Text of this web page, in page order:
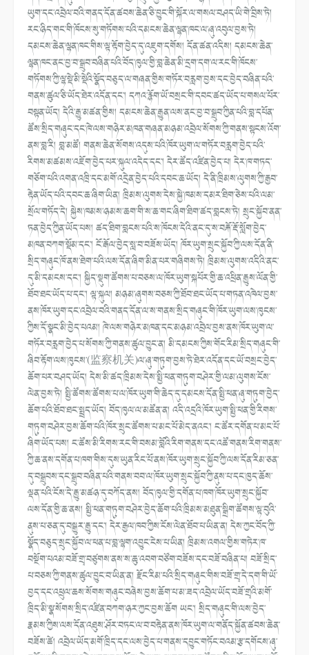
ཡུག་དང་འབྲེལ་བའི་གནད་དོན་ཚབས་ཆེན་ཅི་བྱུང་གི་སྐོར་ལ་གསལ་བཤད་ཡི་གེ་བྲིས་ཏེ།
རང་ཉིད་གང་གི་ཁོངས་སུ་གཏོགས་པའི་དམངས་ཆེན་ལྷན་ཁང་ལ་ཞུ་འབུལ་བྱས་ཏེ།
དམངས་ཆེན་ལྷན་ཁང་གིས་ལྟ་རྟོག་བྱེད་དུ་འཇུག་དགོས། དོན་ཚན་འདིས། དམངས་ཆེན་
ལྷན་ཁང་ནང་བྱ་བ་སྒྲུབ་བཞིན་པའི་བོད་ཁུལ་གྱི་བླ་ཆེན་མི་དྲག་དག་ལ་རང་གི་ཁོངས་
གཏོགས་ཀྱི་ལྷ་སྡེ་མི་སྡེའི་སྣོད་བཅུད་ལ་གཞན་གྱིས་གཏོར་བརླག་བྱས་དང་བྱེད་བཞིན་པའི་
གནས་ཚུལ་ཅི་ཡོད་ཐེར་འདོན་དང་། དཀའ་རྙོག་ཡོ་བསྲང་གི་དབང་ཚད་ཡོད་པ་གསལ་པོར་
བསྟན་ཡོད། དེའི་རྒྱུ་མཚན་གྱིས། དམངས་ཆེན་རྒྱུན་ལས་ནང་བྱ་བ་སྒྲུབ་ཀྱིན་པའི་བླ་དཔོན་
ཚོས་སྲིད་གཞུང་དང་ཁེ་ལས་གཉེར་མཁན་གཞན་མཉམ་འབྲེལ་སོགས་ཀྱི་གནས་སྟངས་འོག་
ནས་བླ་རི། བླ་མཚོ། གནས་ཆེན་སོགས་འདུས་པའི་ཁོར་ཡུག་ལ་གཏོར་བརླག་བྱེད་པའི་
རིགས་མཚམས་འཇོག་བྱེད་པར་སྐུལ་འདེད་དང་། དེར་ཚོད་འཛིན་བྱེད་པ། དེར་ཁ་གཏད་
གཅོག་པའི་འགན་འཁྲི་དང་མགོ་འདྲེན་བྱེད་པའི་དབང་ཆ་ཡོད། དེ་ནི་ཁྲིམས་ལུགས་ཀྱི་རྒྱབ་
རྟེན་ཡོད་པའི་དབང་ཆ་ཞིག་ཡིན། ཁྲིམས་ལུགས་དེས་སྐྱེ་ཁམས་དམར་ཐིག་ཅེས་པའི་ལམ་
སྲོལ་གཏོད་དེ། སྐྱེས་ཁམས་ཉམས་ཆག་གི་ས་ཆ་གང་ཞིག་ཐིག་ཚད་བླངས་ཏེ། སྲུང་སྐྱོབ་ནན་
ཏན་བྱེད་ཀྱིན་ཡོད་པས། ཚད་ཐིག་བླངས་པའི་ས་ཁོངས་དེའི་ནང་དུ་ས་བརྐོ་རྡོ་སློག་བྱེད་
མཁན་བཀག་སྡོམ་དང་། ངོ་རྒོལ་བྱེད་སླ་བ་བཟོས་ཡོད། ཁོར་ཡུག་སྲུང་སྐྱོབ་ཀྱི་ལས་དོན་ནི་
སྲིད་གཞུང་ཁོ་ནས་ཐེག་པའི་ལས་དོན་ཞིག་མིན་པར་གཞིགས་ཏེ། ཁྲིམས་ལུགས་འདིའི་ནང་
དུ་མི་དམངས་དང་། སྐྱིད་སྡུག་ཚོགས་པ་བཅས་ལ་ཁོར་ཡུག་སྐཔོར་གྱི་ཆ་འཕྲིན་རྒྱུས་ལོན་གྱི་
ཐོབ་ཐང་ཡོད་པ་དང་། ལྟ་སྐུལ། མཉམ་ཞུགས་བཅས་ཀྱི་ཐོབ་ཐང་ཡོད་པ་གཏན་འཁེལ་བྱས་
ནས་ཁོར་ཡུག་དང་འབྲེལ་བའི་གནད་དོན་ལ་ས་གནས་སྲིད་གཞུང་གི་ཁོར་ཡུག་ལས་ཁུངས་
ཀྱིས་དོ་སྣང་མི་བྱེད་པའམ། ཁེ་ལས་གཉེར་མཁན་དང་མཉམ་འབྲེལ་བྱས་ནས་ཁོར་ཡུག་ལ་
གཏོར་བརླག་བྱེད་པ་སོགས་ཀྱི་གནས་ཚུལ་བྱུང་ན། མི་དམངས་ཀྱིས་གོང་རིམ་སྲིད་གཞུང་གི་
ཞིབ་རྟོག་ལས་ཁུངས་(监察机关)ལ་ཞུ་གཏུག་བྱས་ཏེ་ཐེར་འདོན་དང་ཡོ་བསྲང་བྱེད་
ཆོག་པར་བཤད་ཡོད། དེས་མི་ཚད་ཁྲིམས་དེས་སྤྱི་ཕན་གཏུག་བཤེར་གྱི་ལམ་ལུགས་ངོས་
ལེན་བྱས་ཏེ། སྤྱི་ཚོགས་ཚོགས་པ་ལ་ཁོར་ཡུག་གི་ཆེད་དུ་དམངས་དོན་སྤྱི་ཕན་ཞུ་གཏུག་བྱེད་
ཆོག་པའི་ཐོབ་ཐང་སྤྲད་ཡོད། བོད་ཁུལ་ལ་མཚོན་ན། འདི་འདྲའི་ཁོར་ཡུག་སྤྱི་ཕན་གྱི་རིགས་
གཏུག་བཤེར་བྱས་ཆོག་པའི་ཁོར་སྲུང་ཚོགས་པ་མང་པོ་མེད་ནའང་། ང་ཚོར་དགོན་པ་མང་པོ་
ཞིག་ཡོད་པས། ང་ཚོས་མི་རིགས་རང་གི་བསམ་བློའི་རིག་གནས་དང་འཚོ་གནས་རིག་གནས་
ཀྱི་ཆ་ནས་དགོན་པ་ཁག་གིས་དུས་ཡུན་རིང་པོ་ནས་ཁོར་ཡུག་སྲུང་སྐྱོབ་ཀྱི་ལས་དོན་རིམ་ཅན་
དུ་བསྒྲུབས་དང་སྒྲུབ་བཞིན་པའི་གནས་བབ་ལ་ཁོར་ཡུག་སྲུང་སྐྱོབ་ཀྱི་ནུས་པ་དང་ཁྱད་ཆོས་
ལྡན་པའི་ངོས་དེ་རྒྱུ་མཚཉ་དུ་བཀོད་ནས། བོད་ཁུལ་གྱི་དགོན་པ་ཁག་ཁོར་ཡུག་སྲུང་སྐྱོབ་
ལས་དོན་གྱི་ཆ་ནས། སྤྱི་ཕན་གཏུག་བཤེར་བྱེད་ཆོག་པའི་ཁྲིམས་མཐུན་སྒྲིག་ཚོགས་ལྟ་བུའི་
ནུས་པ་ཅན་དུ་བསྒྱུར་རྒྱུ་དང་། དེར་རྒྱལ་ཁབ་ཀྱིས་ངོས་ལེན་ཐོབ་པ་ཡིན་ན། དེས་ཀྱང་བོད་ཀྱི་
སྣོད་བཅུད་སྲུང་སྐྱོབ་ལ་ཕན་པ་བླ་ལྷག་འབྱུང་ངེས་པ་ཡིན། ཁྲིམས་འགལ་གྱིས་གཏེར་ཁ་
བསྔོག་པའམ་བཟོ་གྲྭ་བཙུགས་ནས་ས་ཆུ་འབག་བཙོག་བཟོས་དང་བཟོ་བཞིན་པ། བཟོ་སྲིད་
པ་བཅས་ཀྱི་གནས་ཚུལ་བྱུང་བ་ཡིན་ན། རྫོང་རིམ་པའི་སྲིད་གཞུང་གིས་བཟོ་གྲྭ་དེ་དག་གི་ཡོ་
བྱད་དང་འཕྲུལ་ཆས་སོགས་གཞུང་བཞེས་བྱས་ཆོག་པ་མ་ཟད་འབྲེལ་ཡོད་བཟོ་གྲྭའི་མགོ་
ཁྲིད་མི་སྣ་སོགས་སྲིད་འཛིན་བཀག་ཉར་ཀྱང་བྱས་ཆོག ཡང་། སྲིད་གཞུང་གི་ལས་བྱེད་
རྣམས་ཀྱིས་ལས་དོན་འཐུས་ཤོར་བཏང་ལ་བ་བརྟེན་ནས་ཁོར་ཡུག་ལ་གནོད་སྐྱོན་ཚབས་ཆེན་
བཟོས་ཚེ། འབྲེལ་ཡོད་མགོ་ཁྲིད་དང་ལས་བྱེད་པ་གནས་དབྱུང་གཏོང་བའམ་རྩ་དགོངས་ཞུ་